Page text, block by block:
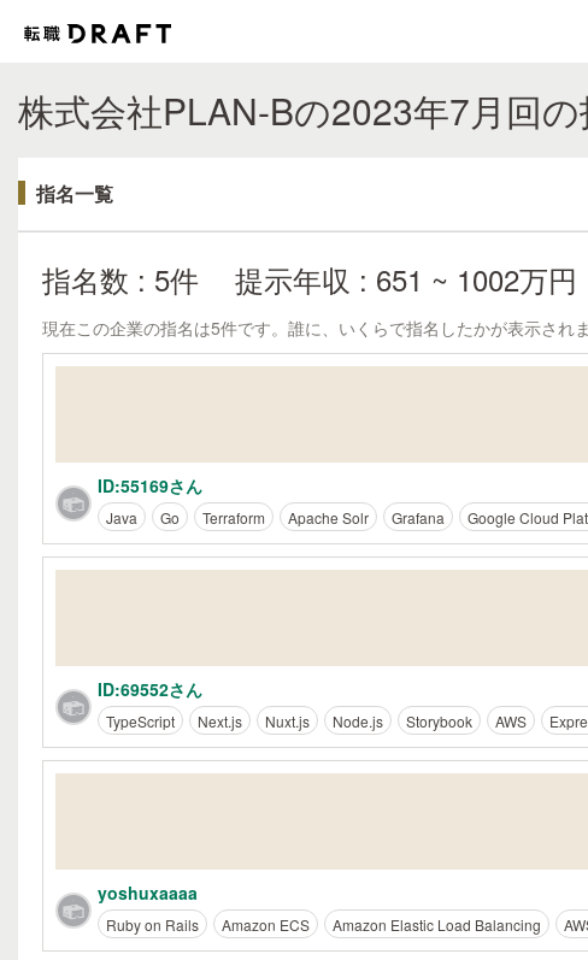
株式会社PLAN-Bの2023年7月回
指名一覧
指名数 : 5件 提示年収 : 651 ~ 1002万円
現在この企業の指名は5件です。誰に、いくらで指名したかが表示されま
ID:55169さん
Java Go Terraform Apache Solr Grafana Google Cloud
ID:69552さん
TypeScript Next.js Nuxt.js Node.js Storybook AWS
yoshuxaaaa
Ruby on Rails Amazon ECS Amazon Elastic Load Balancing